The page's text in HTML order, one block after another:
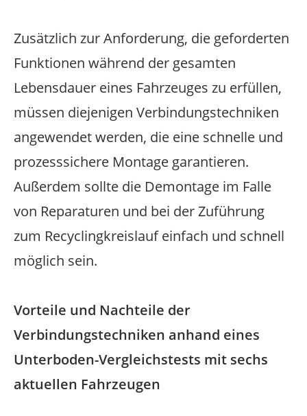
Zusätzlich zur Anforderung, die geforderten
Funktionen während der gesamten
Lebensdauer eines Fahrzeuges zu erfüllen,
müssen diejenigen Verbindungstechniken
angewendet werden, die eine schnelle und
prozesssichere Montage garantieren.
Außerdem sollte die Demontage im Falle
von Reparaturen und bei der Zuführung
zum Recyclingkreislauf einfach und schnell
möglich sein.
Vorteile und Nachteile der
Verbindungstechniken anhand eines
Unterboden-Vergleichstests mit sechs
aktuellen Fahrzeugen